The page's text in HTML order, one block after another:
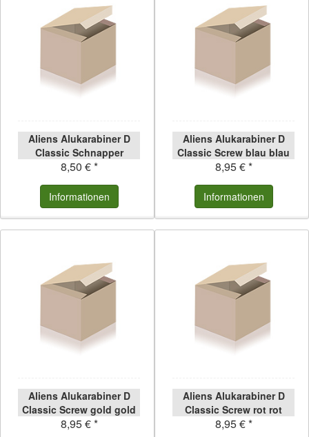
Aliens Alukarabiner D
Classic Schnapper
gebogen orange orange
8,50 € *
Informationen
Aliens Alukarabiner D
Classic Screw blau blau
8,95 € *
Informationen
Aliens Alukarabiner D
Classic Screw gold gold
8,95 € *
Aliens Alukarabiner D
Classic Screw rot rot
8,95 € *